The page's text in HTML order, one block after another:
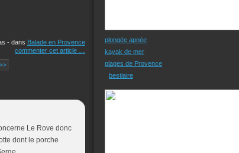
- dans Balade en Provence
commenter cet article
Le Rove donc
dont le porche
plongée apnée
kayak de mer
plages de Provence
bestiaire